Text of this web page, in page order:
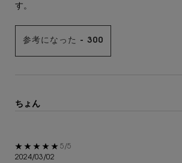
す。
参考になった - 300
ちょん
5星中5。
5/5
2024/03/02